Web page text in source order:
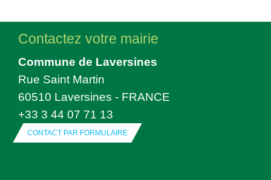
Contactez votre mairie
Commune de Laversines
Rue Saint Martin
60510 Laversines - FRANCE
+33 3 44 07 71 13
CONTACT PAR FORMULAIRE